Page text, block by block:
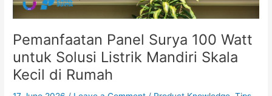
Pemanfaatan Panel Surya 100 Watt
untuk Solusi Listrik Mandiri Skala
Kecil di Rumah
di
Rumah